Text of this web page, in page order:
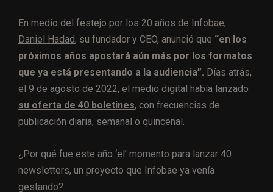
En medio del festejo por los 20 años de Infobae,
Daniel Hadad, su fundador y CEO, anunció que “en los
próximos años apostará aún más por los formatos
que ya está presentando a la audiencia”. Días atrás,
el 9 de agosto de 2022, el medio digital había lanzado
su oferta de 40 boletines, con frecuencias de
publicación diaria, semanal o quincenal.
¿Por qué fue este año ‘el’ momento para lanzar 40
newsletters, un proyecto que Infobae ya venía
gestando?